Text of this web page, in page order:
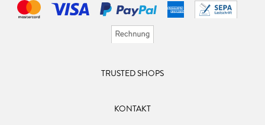
Negativ schraffieren . . . 104
Von der Linie zur Fläche: das Schummern . . . 104
TRUSTED SHOPS
KONTAKT